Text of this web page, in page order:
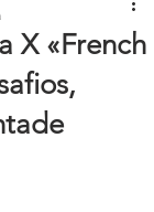
X «French